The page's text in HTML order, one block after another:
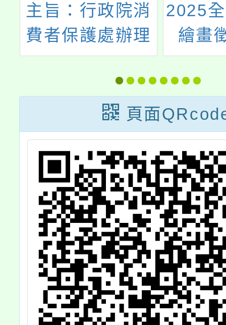
主旨：行政院消
費者保護處辦理
「消保知識王大
對決」消費教育
網路有獎徵答活
動已開始，請查
照並廣為宣傳。
2025
繪畫
頁面